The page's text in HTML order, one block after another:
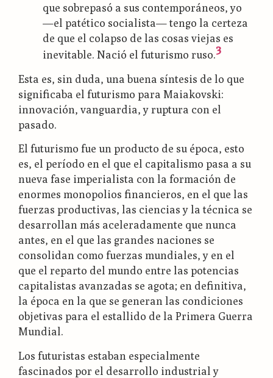
que sobrepasó a sus contemporáneos, yo
—el patético socialista— tengo la certeza
de que el colapso de las cosas viejas es
inevitable. Nació el futurismo ruso.3
Esta es, sin duda, una buena síntesis de lo que
significaba el futurismo para Maiakovski:
innovación, vanguardia, y ruptura con el
pasado.
El futurismo fue un producto de su época, esto
es, el período en el que el capitalismo pasa a su
nueva fase imperialista con la formación de
enormes monopolios financieros, en el que las
fuerzas productivas, las ciencias y la técnica se
desarrollan más aceleradamente que nunca
antes, en el que las grandes naciones se
consolidan como fuerzas mundiales, y en el
que el reparto del mundo entre las potencias
capitalistas avanzadas se agota; en definitiva,
la época en la que se generan las condiciones
objetivas para el estallido de la Primera Guerra
Mundial.
Los futuristas estaban especialmente
fascinados por el desarrollo industrial y